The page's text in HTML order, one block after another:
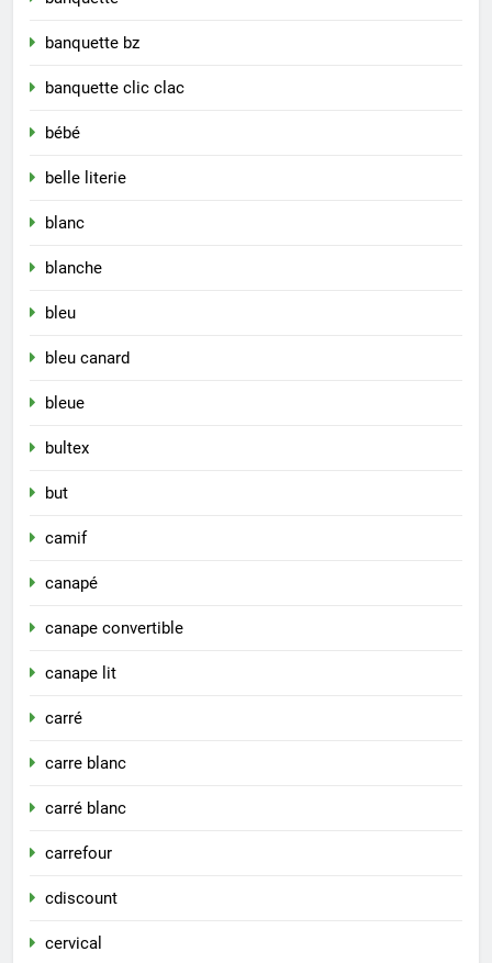
banquette bz
banquette clic clac
bébé
belle literie
blanc
blanche
bleu
bleu canard
bleue
bultex
but
camif
canapé
canape convertible
canape lit
carré
carre blanc
carré blanc
carrefour
cdiscount
cervical